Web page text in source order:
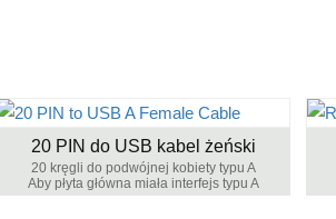
20 PIN do USB kabel żeński
20 kręgli do podwójnej kobiety typu A
Aby płyta główna miała interfejs typu A